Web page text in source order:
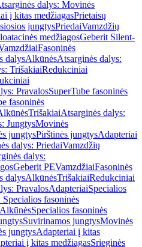
dalys: Movinės
į kitas medžiagasPrietaisų
jungtysPriedaiVamzdžių
medžiagosGeberit Silent-
Fasoninės
dalysAlkūnėsAtsarginės dalys:
TrišakiaiRedukciniai
PravalosSuperTube fasoninės
fasoninės
TrišakiaiAtsarginės dalys:
JungtysMovinės
jungtysPirštinės jungtysAdapteriai
dalys: PriedaiVamzdžių
dalys:
Geberit PEVamzdžiaiFasoninės
dalysAlkūnėsTrišakiaiRedukciniai
PravalosAdapteriaiSpecialios
fasoninės
AlkūnėsSpecialios fasoninės
Suvirinamos jungtysMovinės
jungtysAdapteriai į kitas
į kitas medžiagasSrieginės